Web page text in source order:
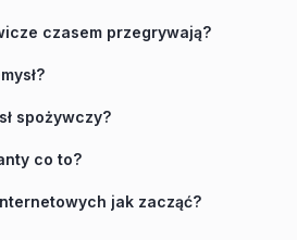
czasem przegrywają?
spożywczy?
co to?
jak zacząć?